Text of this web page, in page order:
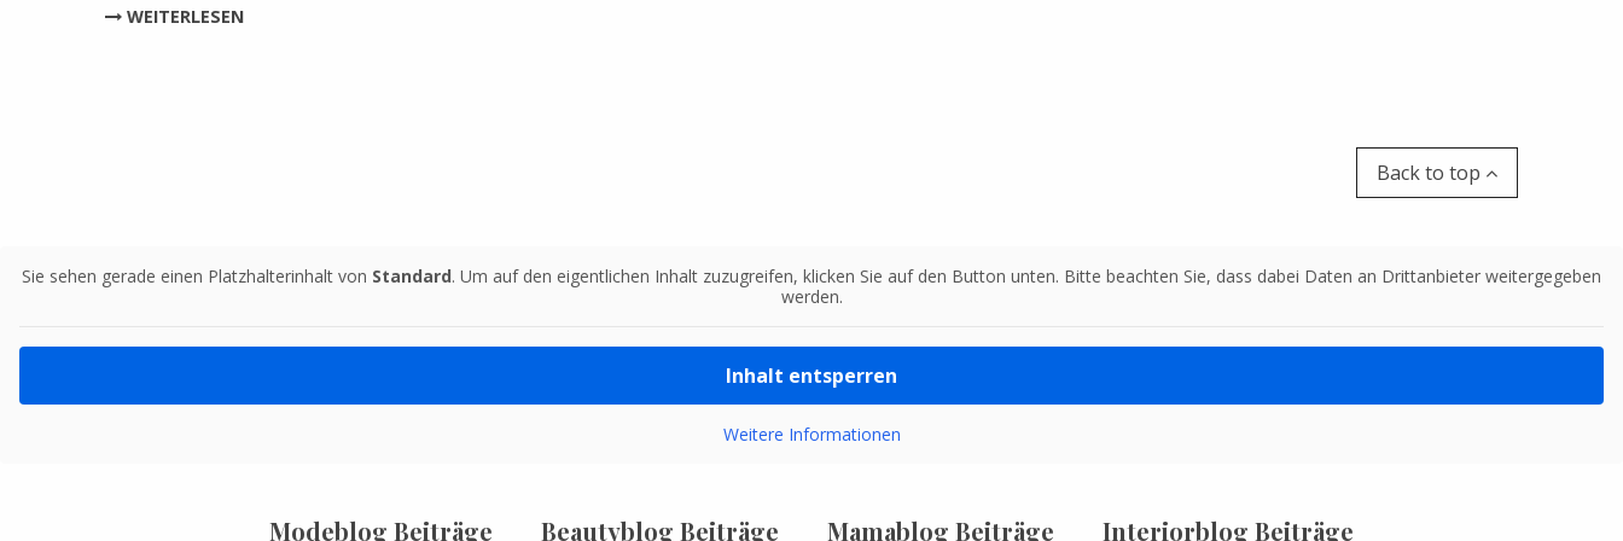
WEITERLESEN
Back to top
Sie sehen gerade einen Platzhalterinhalt von Standard. Um auf den eigentlichen Inhalt zuzugreifen, klicken Sie auf den Button unten. Bitte beachten Sie, dass dabei Daten an Drittanbieter weitergegeben
werden.
Inhalt entsperren
Weitere Informationen
Modeblog Beiträge Beautyblog Beiträge Mamablog Beiträge Interiorblog Beiträge